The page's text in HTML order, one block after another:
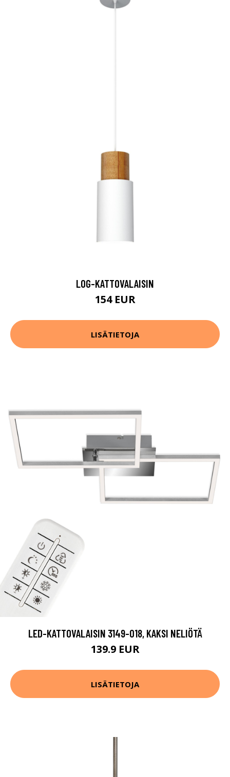
LOG-KATTOVALAISIN
154 EUR
LISÄTIETOJA
LED-KATTOVALAISIN 3149-018, KAKSI NELIÖTÄ
139.9 EUR
LISÄTIETOJA